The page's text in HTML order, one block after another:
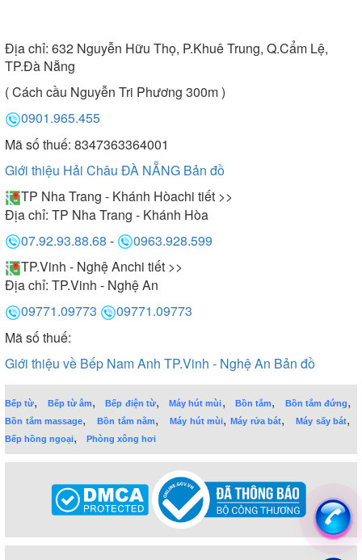
Địa chỉ: 632 Nguyễn Hữu Thọ, P.Khuê Trung, Q.Cẩm Lệ,
TP.Đà Nẵng
( Cách cầu Nguyễn Tri Phương 300m )
0901.965.455
Mã số thuế: 8347363364001
Giới thiệu Hải Châu ĐÀ NẴNG Bản đồ
TP Nha Trang - Khánh Hòachi tiết >>
Địa chỉ: TP Nha Trang - Khánh Hòa
07.92.93.88.68 -
0963.928.599
TP.Vinh - Nghệ Anchi tiết >>
Địa chỉ: TP.Vinh - Nghệ An
09771.09773
09771.09773
Mã số thuế:
Giới thiệu về Bếp Nam Anh TP.Vinh - Nghệ An Bản đồ
Bếp từ, Bếp từ âm,Bếp điện từ,Máy hút mùi, Bồn tắm, Bồn tắm đứng,
Bồn tắm massage,Bồn tắm nằm,Máy hút mùi,Máy rửa bát,Máy sấy bát,
Bếp hồng ngoại, Phòng xông hơi